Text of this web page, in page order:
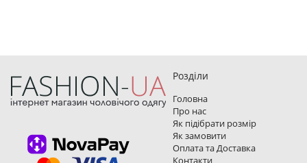
Розділи
Головна
Про нас
Як підібрати розмір
Як замовити
Оплата та Доставка
Контакти